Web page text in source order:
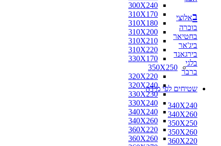
300X240
310X170
310X180
310X200
310X210
310X220
330X170
350X250
320X220
320X240
330X230
330X240
340X240
340X260
360X220
360X260
באלוצי
בוכרה
בחטיאר
ביג'אר
בירגאנד
בלגי
ברבר
שטיחים לפי מידה
340X240
340X260
350X250
350X260
360X220